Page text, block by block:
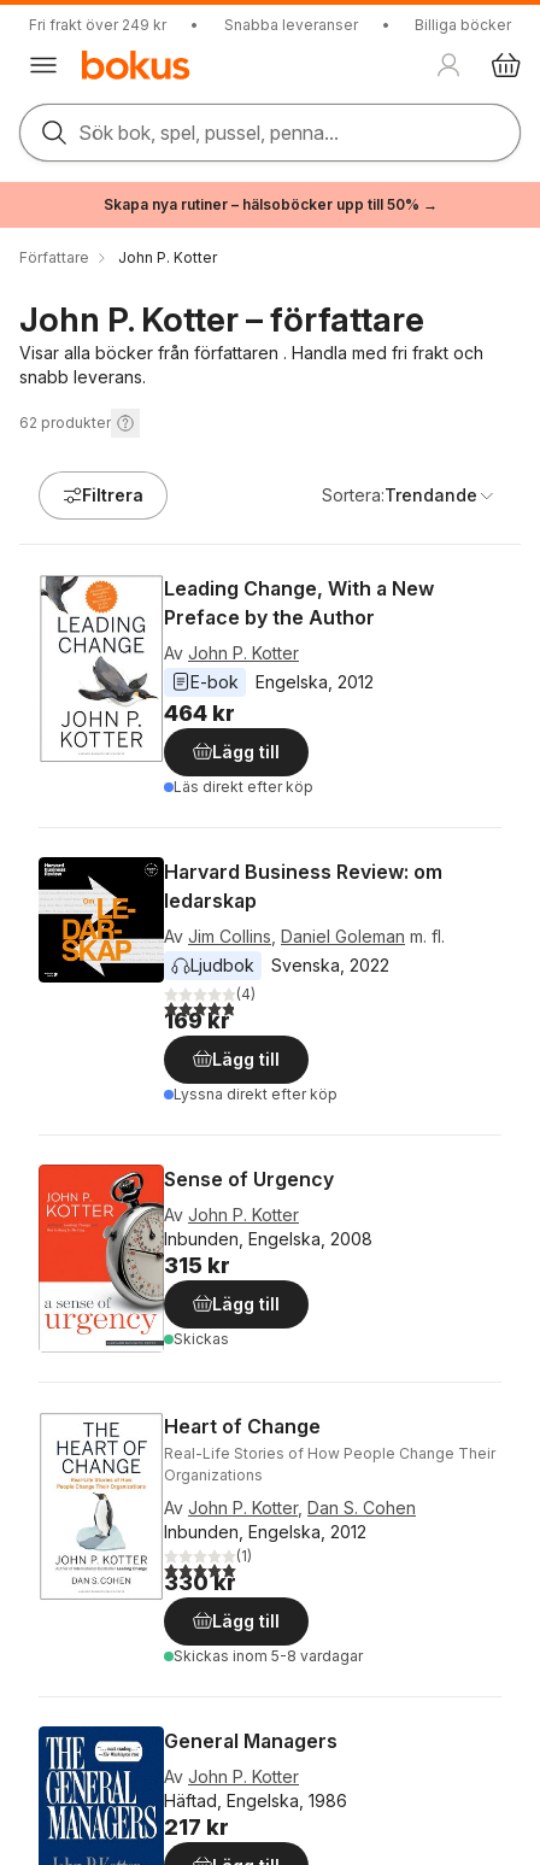
Fri frakt över 249 kr • Snabba leveranser • Billiga böcker
Sök bok, spel, pussel, penna...
Skapa nya rutiner – hälsoböcker upp till 50% →
Författare John P. Kotter
John P. Kotter – författare
Visar alla böcker från författaren . Handla med fri frakt och
snabb leverans.
62 produkter
Filtrera Sortera:Trendande
Leading Change, With a New
Preface by the Author
Av John P. Kotter
E-bok
Engelska 2012
464 kr
Lägg till
Läs direkt efter köp
Harvard Business Review: om
ledarskap
Av Jim Collins Daniel Goleman m. fl.
Ljudbok
Svenska 2022
4,8utav 5 stjärnor. Totalt antal röster:
(4)
169 kr
Lägg till
Lyssna direkt efter köp
Sense of Urgency
Av John P. Kotter
Inbunden, Engelska, 2008
315 kr
Lägg till
Skickas
Heart of Change
Real-Life Stories of How People Change Their
Organizations
Av John P. Kotter, Dan S. Cohen
Inbunden, Engelska, 2012
5,0utav 5 stjärnor. Totalt antal röster:
(1)
330 kr
Lägg till
Skickas inom 5-8 vardagar
General Managers
Av John P. Kotter
Häftad, Engelska, 1986
217 kr